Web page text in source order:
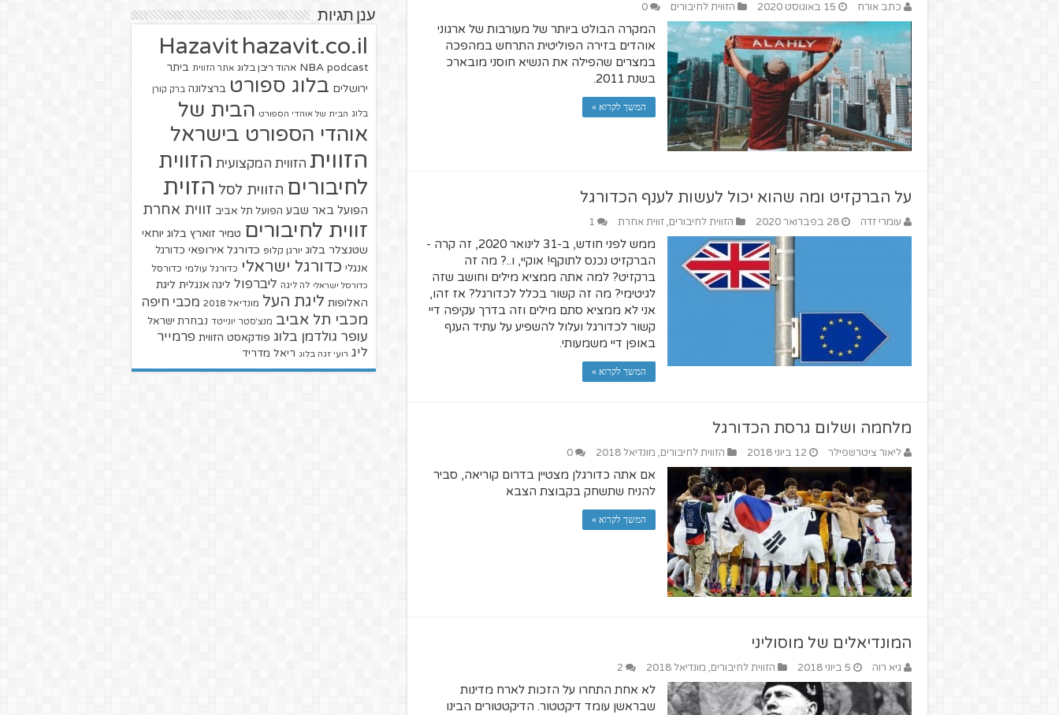
כתב אורח 15 באוגוסט 2020 הזווית לחיבורים 0
המקרה הבולט ביותר של מעורבות של ארגוני
אוהדים בזירה הפוליטית התרחש במהפכה
במצרים שהפילה את הנשיא חוסני מובארכ
בשנת 2011.
המשך לקרוא »
על הברקזיט ומה שהוא יכול לעשות לענף הכדורגל
עומרי זדה 28 בפברואר 2020 הזווית לחיבורים,זווית אחרת 1
ממש לפני חודש, ב-31 לינואר 2020, זה קרה -
הברקזיט נכנס לתוקף! אוקיי, ו..? מה זה
ברקזיט? למה אתה ממציא מילים וחושב שזה
לגיטימי? מה זה קשור בכלל לכדורגל? אז זהו,
אני לא ממציא סתם מילים וזה בדרך עקיפה דיי
קשור לכדורגל ועלול להשפיע על עתיד הענף
באופן דיי משמעותי.
המשך לקרוא »
מלחמה ושלום גרסת הכדורגל
ליאור ציטרשפילר 12 ביוני 2018 הזווית לחיבורים, מונדיאל 2018 0
אם אתה כדורגלן מצטיין בדרום קוריאה, סביר
להניח שתשחק בקבוצת הצבא
המשך לקרוא »
המונדיאלים של מוסוליני
גיא רוה 5 ביוני 2018 הזווית לחיבורים, מונדיאל 2018 2
לא אחת התחרו על הזכות לארח מדינות
שבראשן עומד דיקטטור. הדיקטטורים הבינו
ענן תגיות
Hazavit hazavit.co.il
NBA podcast אהוד ריבן בלוג אתר הזווית ביתר
ירושלים בלוג ספורט ברצלונה ברק קורן
בלוג הבית של אוהדי הספורט הבית של
אוהדי הספורט בישראל
הזווית הזווית המקצועית הזווית
לחיבורים הזווית לסל הזוית
הפועל באר שבע הפועל תל אביב זווית אחרת
זווית לחיבורים טמיר זוארץ בלוג יוחאי
שטנצלר בלוג יורגן קלופ כדורגל אירופאי כדורגל
אנגלי כדורגל ישראלי כדורגל עולמי כדורסל
כדורסל ישראלי לה ליגה ליברפול ליגה אנגלית ליגת
האלופות ליגת העל מונדיאל 2018 מכבי חיפה
מכבי תל אביב מנצ'סטר יונייטד נבחרת ישראל
עופר גולדמן בלוג פודקאסט הזווית פרמייר
ליג רועי זגה בלוג ריאל מדריד